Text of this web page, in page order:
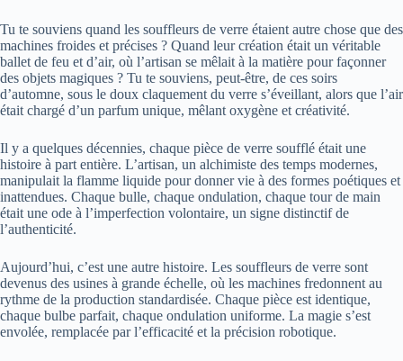
Tu te souviens quand les souffleurs de verre étaient autre chose que des
machines froides et précises ? Quand leur création était un véritable
ballet de feu et d’air, où l’artisan se mêlait à la matière pour façonner
des objets magiques ? Tu te souviens, peut-être, de ces soirs
d’automne, sous le doux claquement du verre s’éveillant, alors que l’air
était chargé d’un parfum unique, mêlant oxygène et créativité.
Il y a quelques décennies, chaque pièce de verre soufflé était une
histoire à part entière. L’artisan, un alchimiste des temps modernes,
manipulait la flamme liquide pour donner vie à des formes poétiques et
inattendues. Chaque bulle, chaque ondulation, chaque tour de main
était une ode à l’imperfection volontaire, un signe distinctif de
l’authenticité.
Aujourd’hui, c’est une autre histoire. Les souffleurs de verre sont
devenus des usines à grande échelle, où les machines fredonnent au
rythme de la production standardisée. Chaque pièce est identique,
chaque bulbe parfait, chaque ondulation uniforme. La magie s’est
envolée, remplacée par l’efficacité et la précision robotique.